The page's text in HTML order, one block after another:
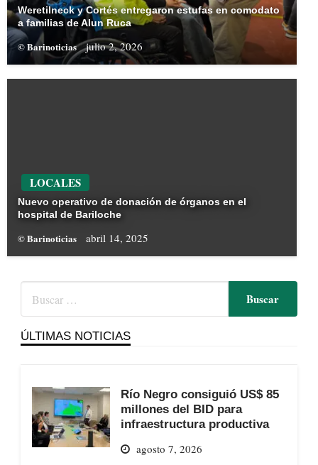
Weretilneck y Cortés entregaron estufas en comodato
a familias de Alun Ruca
© Barinoticias julio 2, 2026
LOCALES
Nuevo operativo de donación de órganos en el
hospital de Bariloche
© Barinoticias abril 14, 2025
ÚLTIMAS NOTICIAS
Río Negro consiguió US$ 85
millones del BID para
infraestructura productiva
agosto 7, 2026